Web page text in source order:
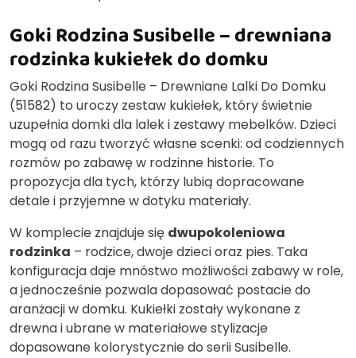
Goki Rodzina Susibelle – drewniana
rodzinka kukiełek do domku
Goki Rodzina Susibelle – Drewniane Lalki Do Domku
(51582) to uroczy zestaw kukiełek, który świetnie
uzupełnia domki dla lalek i zestawy mebelków. Dzieci
mogą od razu tworzyć własne scenki: od codziennych
rozmów po zabawę w rodzinne historie. To
propozycja dla tych, którzy lubią dopracowane
detale i przyjemne w dotyku materiały.
W komplecie znajduje się dwupokoleniowa
rodzinka – rodzice, dwoje dzieci oraz pies. Taka
konfiguracja daje mnóstwo możliwości zabawy w role,
a jednocześnie pozwala dopasować postacie do
aranżacji w domku. Kukiełki zostały wykonane z
drewna i ubrane w materiałowe stylizacje
dopasowane kolorystycznie do serii Susibelle.